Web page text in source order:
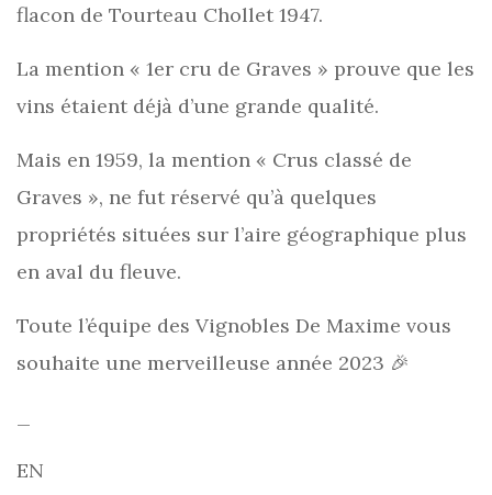
flacon de Tourteau Chollet 1947.
La mention « 1er cru de Graves » prouve que les
vins étaient déjà d’une grande qualité.
Mais en 1959, la mention « Crus classé de
Graves », ne fut réservé qu’à quelques
propriétés situées sur l’aire géographique plus
en aval du fleuve.
Toute l’équipe des Vignobles De Maxime vous
souhaite une merveilleuse année 2023 🎉
EN